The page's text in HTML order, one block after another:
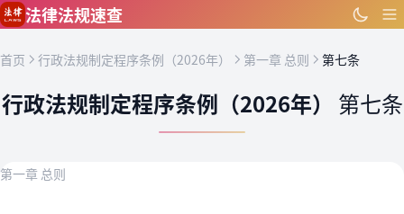
跳到主要内容
法律法规速查
首页 行政法规制定程序条例（2026年） 第一章 总则 第七条
行政法规制定程序条例（2026年） 第七条
第一章 总则